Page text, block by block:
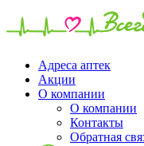
Адреса аптек
Акции
О компании
О компании
Контакты
Обратная